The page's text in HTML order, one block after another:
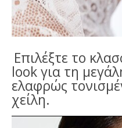
Επιλέξτε το
look για τη
ελαφρώς
χείλη.